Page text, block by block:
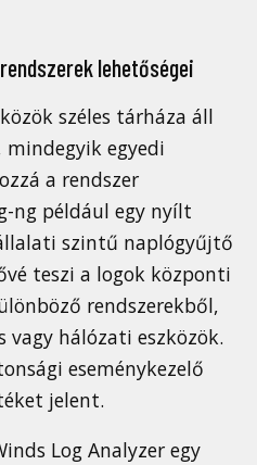
lehetőségei
széles tárháza áll
mindegyik egyedi
a rendszer
ng például egy nyílt
szintű naplógyűjtő
teszi a logok központi
rendszerekből,
vagy hálózati eszközök.
eseménykezelő
jelent.
Log Analyzer egy